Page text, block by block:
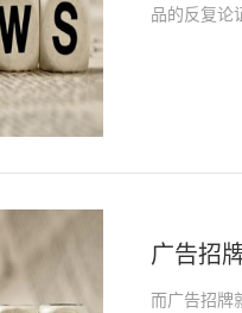
品的反复论
广告招
而广告招牌